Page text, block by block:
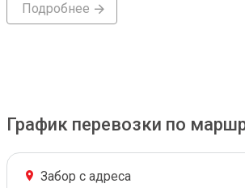
Подробнее
График перевозки по
Забор с адреса